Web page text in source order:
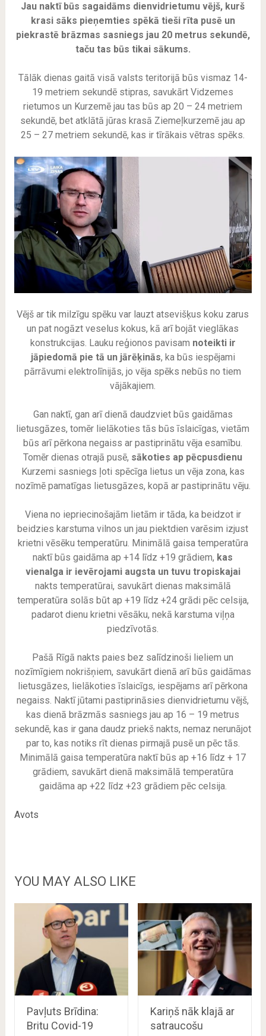
Jau naktī būs sagaidāms dienvidrietumu vējš, kurš
krasi sāks pieņemties spēkā tieši rīta pusē un
piekrastē brāzmas sasniegs jau 20 metrus sekundē,
taču tas būs tikai sākums.
Tālāk dienas gaitā visā valsts teritorijā būs vismaz 14-
19 metriem sekundē stipras, savukārt Vidzemes
rietumos un Kurzemē jau tas būs ap 20 – 24 metriem
sekundē, bet atklātā jūras krasā Ziemeļkurzemē jau ap
25 – 27 metriem sekundē, kas ir tīrākais vētras spēks.
Vējš ar tik milzīgu spēku var lauzt atsevišķus koku zarus
un pat nogāzt veselus kokus, kā arī bojāt vieglākas
konstrukcijas. Lauku reģionos pavisam noteikti ir
jāpiedomā pie tā un jārēķinās, ka būs iespējami
pārrāvumi elektrolīnijās, jo vēja spēks nebūs no tiem
vājākajiem.
Gan naktī, gan arī dienā daudzviet būs gaidāmas
lietusgāzes, tomēr lielākoties tās būs īslaicīgas, vietām
būs arī pērkona negaiss ar pastiprinātu vēja esamību.
Tomēr dienas otrajā pusē, sākoties ap pēcpusdienu
Kurzemi sasniegs ļoti spēcīga lietus un vēja zona, kas
nozīmē pamatīgas lietusgāzes, kopā ar pastiprinātu vēju.
Viena no iepriecinošajām lietām ir tāda, ka beidzot ir
beidzies karstuma vilnos un jau piektdien varēsim izjust
krietni vēsēku temperatūru. Minimālā gaisa temperatūra
naktī būs gaidāma ap +14 līdz +19 grādiem, kas
vienalga ir ievērojami augsta un tuvu tropiskajai
nakts temperatūrai, savukārt dienas maksimālā
temperatūra solās būt ap +19 līdz +24 grādi pēc celsija,
padarot dienu krietni vēsāku, nekā karstuma viļņa
piedzīvotās.
Pašā Rīgā nakts paies bez salīdzinoši lieliem un
nozīmīgiem nokrišņiem, savukārt dienā arī būs gaidāmas
lietusgāzes, lielākoties īslaicīgs, iespējams arī pērkona
negaiss. Naktī jūtami pastiprināsies dienvidrietumu vējš,
kas dienā brāzmās sasniegs jau ap 16 – 19 metrus
sekundē, kas ir gana daudz priekš nakts, nemaz nerunājot
par to, kas notiks rīt dienas pirmajā pusē un pēc tās.
Minimālā gaisa temperatūra naktī būs ap +16 līdz + 17
grādiem, savukārt dienā maksimālā temperatūra
gaidāma ap +22 līdz +23 grādiem pēc celsija.
Avots
YOU MAY ALSO LIKE
Pavļuts Brīdina:
Britu Covid-19
Kariņš nāk klajā ar
satraucošu